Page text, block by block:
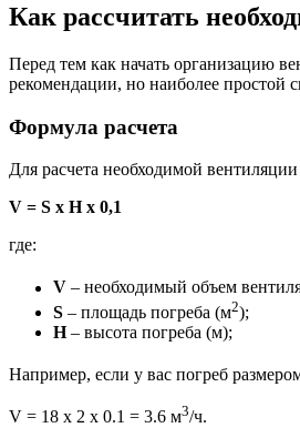
Как рассчитать
Перед тем как начать организацию
рекомендации, но наиболее простой
Формула расчета
Для расчета необходимой
V = S х H х 0,1
где:
V – необходимый объем
S – площадь погреба (м2);
H– высота погреба (м);
Например, если у вас погреб
V = 18 х 2 х 0.1 = 3.6 м3/ч.